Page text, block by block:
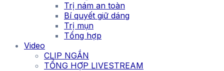
Trị nám an toàn
Bí quyết giữ dáng
Trị mụn
Tổng hợp
Video
CLIP NGẮN
TỔNG HỢP LIVESTREAM